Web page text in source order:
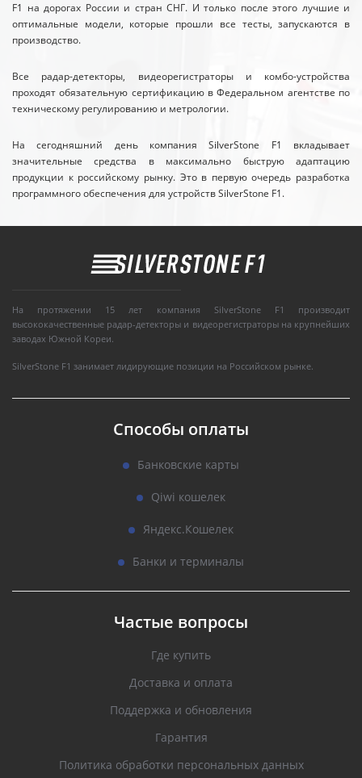
F1 на дорогах России и стран СНГ. И только после этого лучшие и
оптимальные модели, которые прошли все тесты, запускаются в
производство.
Все радар-детекторы, видеорегистраторы и комбо-устройства
проходят обязательную сертификацию в Федеральном агентстве по
техническому регулированию и метрологии.
На сегодняшний день компания SilverStone F1 вкладывает
значительные средства в максимально быструю адаптацию
продукции к российскому рынку. Это в первую очередь разработка
программного обеспечения для устройств SilverStone F1.
На протяжении 15 лет компания SilverStone F1 производит
высококачественные радар-детекторы и видеорегистраторы на крупнейших
заводах Южной Кореи.
SilverStone F1 занимает лидирующие позиции на Российском рынке.
Способы оплаты
Банковские карты
Qiwi кошелек
Яндекс.Кошелек
Банки и терминалы
Частые вопросы
Где купить
Доставка и оплата
Поддержка и обновления
Гарантия
Политика обработки персональных данных